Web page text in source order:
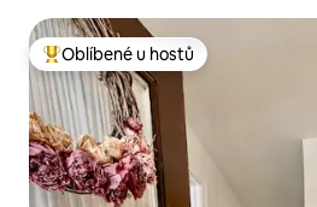
Nejlepší v kategorii Oblíbené u hostů
Oblíbené u hostů